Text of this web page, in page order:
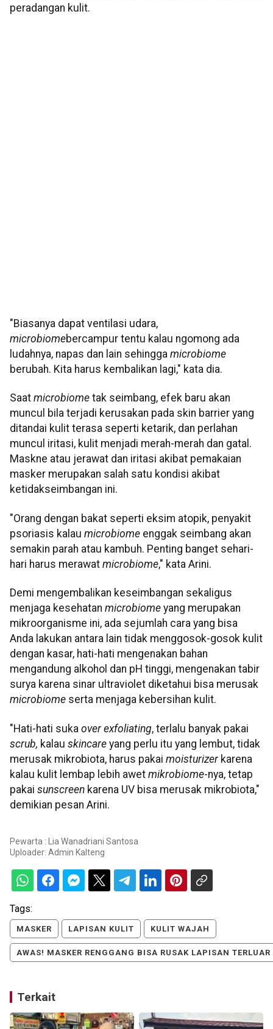
peradangan kulit.
"Biasanya dapat ventilasi udara,
microbiomebercampur tentu kalau ngomong ada
ludahnya, napas dan lain sehingga microbiome
berubah. Kita harus kembalikan lagi," kata dia.
Saat microbiome tak seimbang, efek baru akan
muncul bila terjadi kerusakan pada skin barrier yang
ditandai kulit terasa seperti ketarik, dan perlahan
muncul iritasi, kulit menjadi merah-merah dan gatal.
Maskne atau jerawat dan iritasi akibat pemakaian
masker merupakan salah satu kondisi akibat
ketidakseimbangan ini.
"Orang dengan bakat seperti eksim atopik, penyakit
psoriasis kalau microbiome enggak seimbang akan
semakin parah atau kambuh. Penting banget sehari-
hari harus merawat microbiome," kata Arini.
Demi mengembalikan keseimbangan sekaligus
menjaga kesehatan microbiome yang merupakan
mikroorganisme ini, ada sejumlah cara yang bisa
Anda lakukan antara lain tidak menggosok-gosok kulit
dengan kasar, hati-hati mengenakan bahan
mengandung alkohol dan pH tinggi, mengenakan tabir
surya karena sinar ultraviolet diketahui bisa merusak
microbiome serta menjaga kebersihan kulit.
"Hati-hati suka over exfoliating, terlalu banyak pakai
scrub, kalau skincare yang perlu itu yang lembut, tidak
merusak mikrobiota, harus pakai moisturizerkarena
kalau kulit lembap lebih awet mikrobiome-nya, tetap
pakai sunscreen karena UV bisa merusak mikrobiota,"
demikian pesan Arini.
Pewarta : Lia Wanadriani Santosa
Uploader: Admin Kalteng
Tags:
MASKER LAPISAN KULIT KULIT WAJAH
AWAS! MASKER RENGGANG BISA RUSAK LAPISAN
Terkait